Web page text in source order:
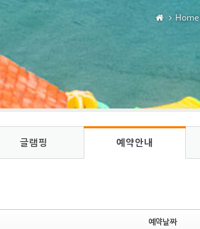
Home
글램핑 예약안내
예약날짜